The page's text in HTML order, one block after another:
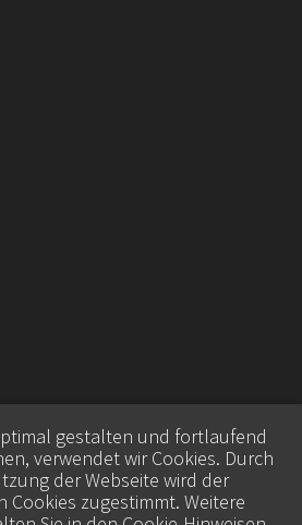
gestalten und fortlaufend
verwendet wir Cookies. Durch
der Webseite wird der
Cookies zugestimmt. Weitere